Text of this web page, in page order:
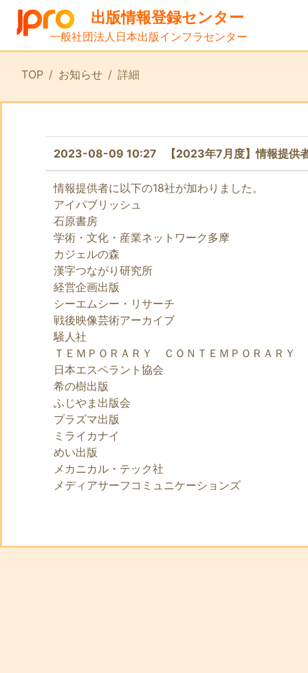
出版情報登録センター
一般社団法人日本出版インフラセンター
TOP お知らせ 詳細
2023-08-09 10:27 【2023年7月度】情報提供
情報提供者に以下の18社が加わりました。
アイパブリッシュ
石原書房
学術・文化・産業ネットワーク多摩
カジェルの森
漢字つながり研究所
経営企画出版
シーエムシー・リサーチ
戦後映像芸術アーカイブ
騒人社
ＴＥＭＰＯＲＡＲＹ ＣＯＮＴＥＭＰＯＲＡＲＹ
日本エスペラント協会
希の樹出版
ふじやま出版会
プラズマ出版
ミライカナイ
めい出版
メカニカル・テック社
メディアサーフコミュニケーションズ